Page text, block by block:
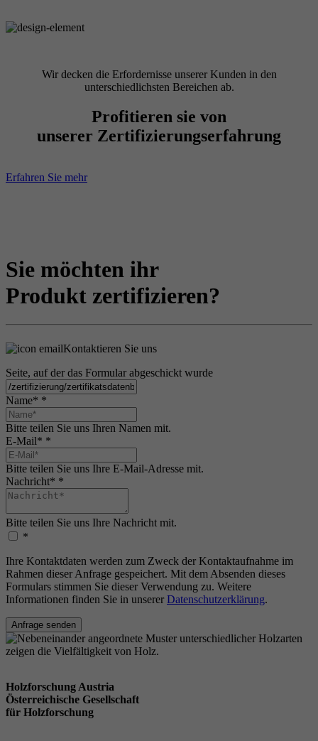
Wir decken die Erfordernisse unserer Kunden in den
unterschiedlichsten Bereichen ab.
Profitieren sie von
unserer Zertifizierungserfahrung
Erfahren Sie mehr
Sie möchten ihr
Produkt zertifizieren?
Kontaktieren Sie uns
Seite, auf der das Formular abgeschickt wurde
Name* *
Bitte teilen Sie uns Ihren Namen mit.
E-Mail* *
Bitte teilen Sie uns Ihre E-Mail-Adresse mit.
Nachricht* *
Bitte teilen Sie uns Ihre Nachricht mit.
*
Ihre Kontaktdaten werden zum Zweck der Kontaktaufnahme im
Rahmen dieser Anfrage gespeichert. Mit dem Absenden dieses
Formulars stimmen Sie dieser Verwendung zu. Weitere
Informationen finden Sie in unserer Datenschutzerklärung.
Anfrage senden
Holzforschung Austria
Österreichische Gesellschaft
für Holzforschung